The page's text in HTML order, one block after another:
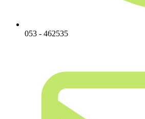
053 - 462535